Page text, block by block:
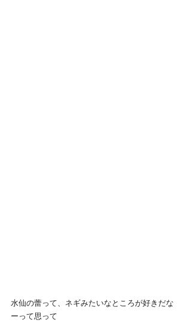
水仙の蕾って、ネギみたいなところが好きだな
ーって思って